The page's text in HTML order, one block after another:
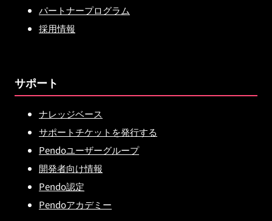
パートナープログラム
採用情報
サポート
ナレッジベース
サポートチケットを発行する
Pendoユーザーグループ
開発者向け情報
Pendo認定
Pendoアカデミー